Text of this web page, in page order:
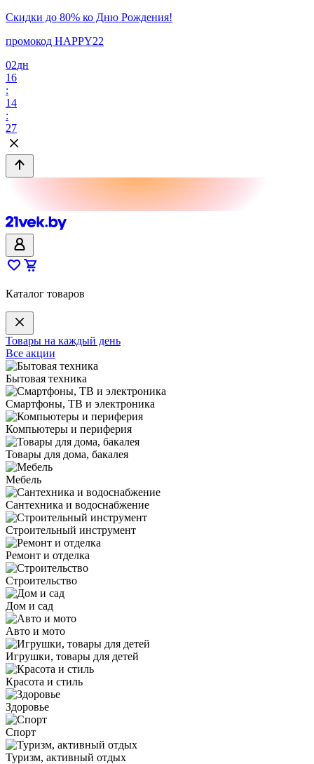
Скидки до 80% ко Дню Рождения!
промокод HAPPY22
02дн
16
:
14
:
27
Каталог товаров
Товары на каждый день
Все акции
Бытовая техника
Смартфоны, ТВ и электроника
Компьютеры и периферия
Товары для дома, бакалея
Мебель
Сантехника и водоснабжение
Строительный инструмент
Ремонт и отделка
Строительство
Дом и сад
Авто и мото
Игрушки, товары для детей
Красота и стиль
Здоровье
Спорт
Туризм, активный отдых